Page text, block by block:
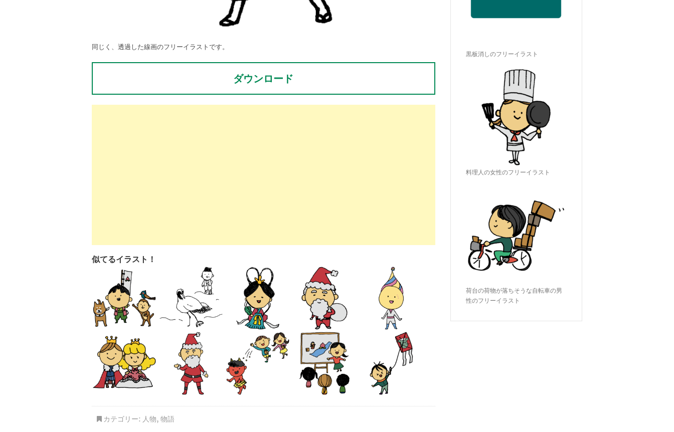
同じく、透過した線画のフリーイラストです。
ダウンロード
似てるイラスト！
カテゴリー: 人物, 物語
黒板消しのフリーイラスト
料理人の女性のフリーイラスト
荷台の荷物が落ちそうな自転車の男
性のフリーイラスト